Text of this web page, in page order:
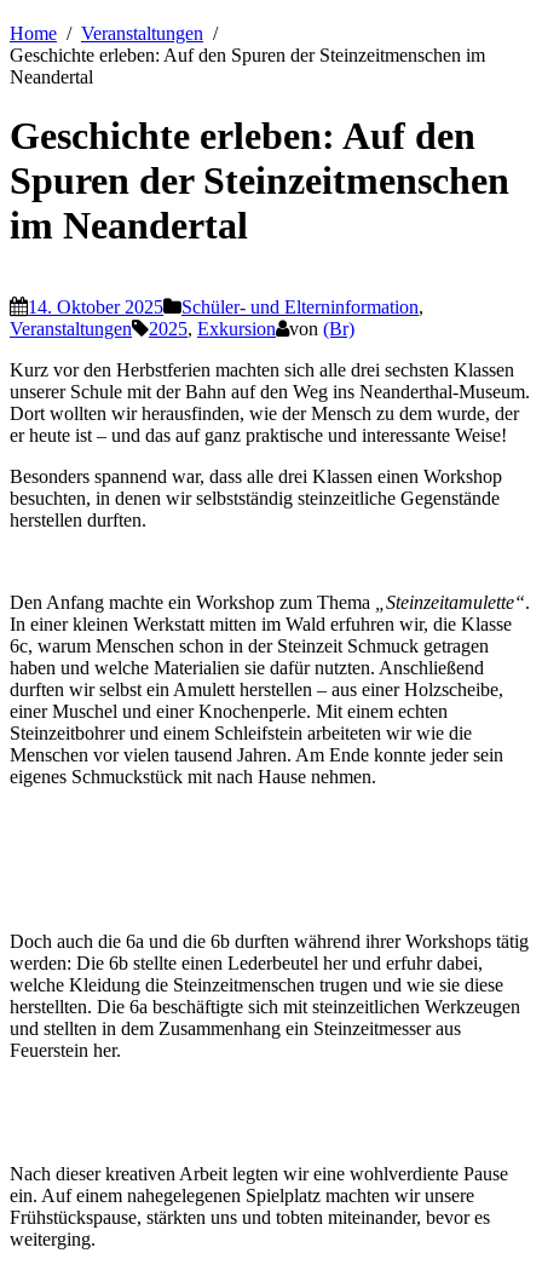
Home
Veranstaltungen
Geschichte erleben: Auf den Spuren der Steinzeitmenschen im
Neandertal
Geschichte erleben: Auf den
Spuren der Steinzeitmenschen
im Neandertal
14. Oktober 2025 Schüler- und Elterninformation,
Veranstaltungen
2025, Exkursion von (Br)
Kurz vor den Herbstferien machten sich alle drei sechsten Klassen
unserer Schule mit der Bahn auf den Weg ins Neanderthal-Museum.
Dort wollten wir herausfinden, wie der Mensch zu dem wurde, der
er heute ist – und das auf ganz praktische und interessante Weise!
Besonders spannend war, dass alle drei Klassen einen Workshop
besuchten, in denen wir selbstständig steinzeitliche Gegenstände
herstellen durften.
Den Anfang machte ein Workshop zum Thema „Steinzeitamulette“.
In einer kleinen Werkstatt mitten im Wald erfuhren wir, die Klasse
6c, warum Menschen schon in der Steinzeit Schmuck getragen
haben und welche Materialien sie dafür nutzten. Anschließend
durften wir selbst ein Amulett herstellen – aus einer Holzscheibe,
einer Muschel und einer Knochenperle. Mit einem echten
Steinzeitbohrer und einem Schleifstein arbeiteten wir wie die
Menschen vor vielen tausend Jahren. Am Ende konnte jeder sein
eigenes Schmuckstück mit nach Hause nehmen.
Doch auch die 6a und die 6b durften während ihrer Workshops tätig
werden: Die 6b stellte einen Lederbeutel her und erfuhr dabei,
welche Kleidung die Steinzeitmenschen trugen und wie sie diese
herstellten. Die 6a beschäftigte sich mit steinzeitlichen Werkzeugen
und stellten in dem Zusammenhang ein Steinzeitmesser aus
Feuerstein her.
Nach dieser kreativen Arbeit legten wir eine wohlverdiente Pause
ein. Auf einem nahegelegenen Spielplatz machten wir unsere
Frühstückspause, stärkten uns und tobten miteinander, bevor es
weiterging.